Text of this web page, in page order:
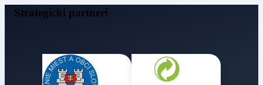
Strategickí partneri